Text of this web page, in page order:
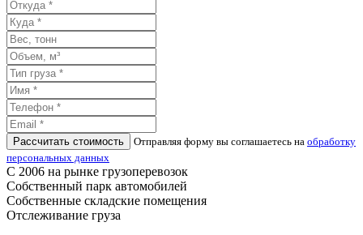
Рассчитать стоимость Отправляя форму вы соглашаетесь на обработку
персональных данных
С 2006 на рынке грузоперевозок
Собственный парк автомобилей
Собственные складские помещения
Отслеживание груза